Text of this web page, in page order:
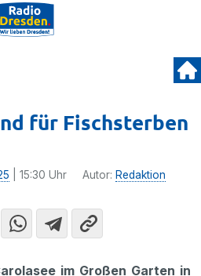
für Fischsterben
| 15:30 Uhr Autor: Redaktion
im Großen Garten in